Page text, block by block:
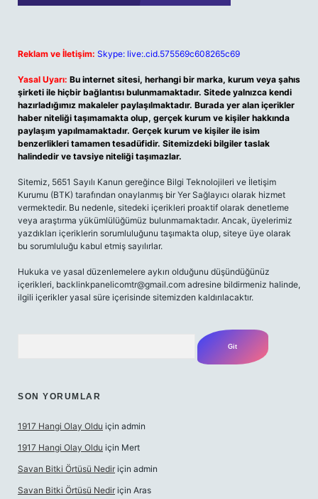
Reklam ve İletişim: Skype: live:.cid.575569c608265c69
Yasal Uyarı: Bu internet sitesi, herhangi bir marka, kurum veya şahıs
şirketi ile hiçbir bağlantısı bulunmamaktadır. Sitede yalnızca kendi
hazırladığımız makaleler paylaşılmaktadır. Burada yer alan içerikler
haber niteliği taşımamakta olup, gerçek kurum ve kişiler hakkında
paylaşım yapılmamaktadır. Gerçek kurum ve kişiler ile isim
benzerlikleri tamamen tesadüfidir. Sitemizdeki bilgiler taslak
halindedir ve tavsiye niteliği taşımazlar.
Sitemiz, 5651 Sayılı Kanun gereğince Bilgi Teknolojileri ve İletişim
Kurumu (BTK) tarafından onaylanmış bir Yer Sağlayıcı olarak hizmet
vermektedir. Bu nedenle, sitedeki içerikleri proaktif olarak denetleme
veya araştırma yükümlülüğümüz bulunmamaktadır. Ancak, üyelerimiz
yazdıkları içeriklerin sorumluluğunu taşımakta olup, siteye üye olarak
bu sorumluluğu kabul etmiş sayılırlar.
Hukuka ve yasal düzenlemelere aykırı olduğunu düşündüğünüz
içerikleri, backlinkpanelicomtr@gmail.com adresine bildirmeniz halinde,
ilgili içerikler yasal süre içerisinde sitemizden kaldırılacaktır.
SON YORUMLAR
1917 Hangi Olay Oldu için admin
1917 Hangi Olay Oldu için Mert
Savan Bitki Örtüsü Nedir için admin
Savan Bitki Örtüsü Nedir için Aras